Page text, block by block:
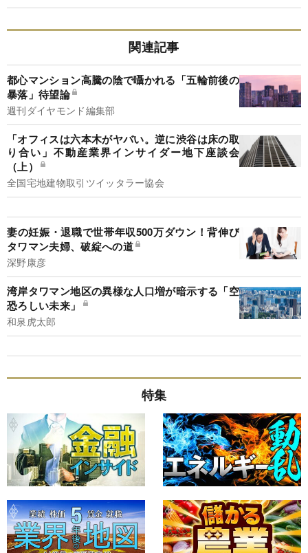
関連記事
都心マンション高騰の陰で囁かれる「五輪前後の
暴落」待望論
週刊ダイヤモンド編集部
「オフィスは六本木がヤバい。逆に渋谷は床の取
り合い」不動産業界インサイダー地下座談会
（上）
全国宅地建物取引ツイッタラー協会
妻の妊娠・退職で世帯年収500万ダウン！背伸び
タワマン夫婦、破綻への道
深野康彦
湾岸タワマン地区の異様な人口増が暗示する「空
恐ろしい未来」
和泉虎太郎
特集